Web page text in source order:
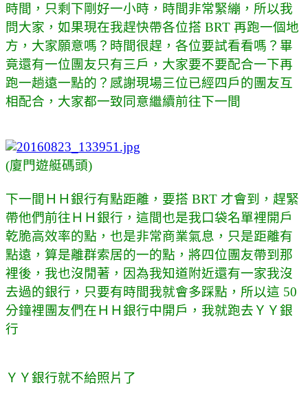
時間，只剩下剛好一小時，時間非常緊繃，所以我
問大家，如果現在我趕快帶各位搭 BRT 再跑一個地
方，大家願意嗎？時間很趕，各位要試看看嗎？畢
竟還有一位團友只有三戶，大家要不要配合一下再
跑一趟遠一點的？感謝現場三位已經四戶的團友互
相配合，大家都一致同意繼續前往下一間
(廈門遊艇碼頭)
下一間ＨＨ銀行有點距離，要搭 BRT 才會到，趕緊
帶他們前往ＨＨ銀行，這間也是我口袋名單裡開戶
乾脆高效率的點，也是非常商業氣息，只是距離有
點遠，算是離群索居的一的點，將四位團友帶到那
裡後，我也沒閒著，因為我知道附近還有一家我沒
去過的銀行，只要有時間我就會多踩點，所以這 50
分鐘裡團友們在ＨＨ銀行中開戶，我就跑去ＹＹ銀
行
ＹＹ銀行就不給照片了